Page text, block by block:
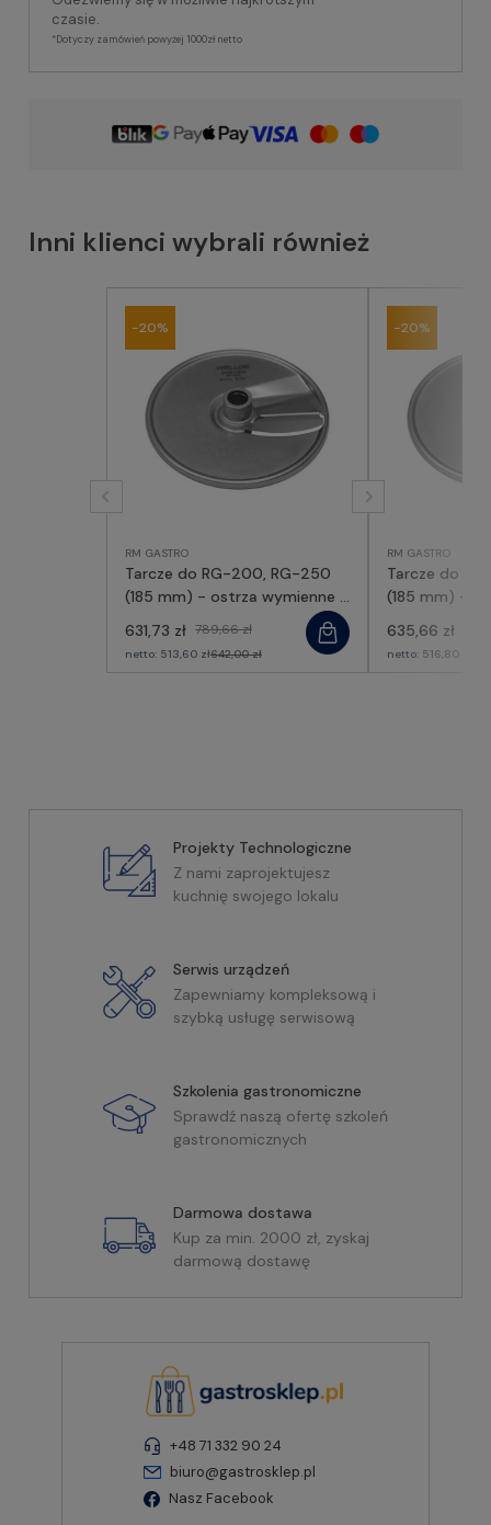
czasie.
*Dotyczy zamówień powyżej 1000zł netto
Inni klienci wybrali również
RM GASTRO
Tarcze do RG-200, RG-250
(185 mm) - ostrza wymienne -
86028, RM GASTRO
631,73 zł 789,66 zł
netto: 513,60 zł642,00 zł
-20%
RM GASTRO
Tarcze do
(185 mm) -
635,66 zł
netto: 516,80 zł
-20%
Projekty Technologiczne
Z nami zaprojektujesz
kuchnię swojego lokalu
Serwis urządzeń
Zapewniamy kompleksową i
szybką usługę serwisową
Szkolenia gastronomiczne
Sprawdź naszą ofertę szkoleń
gastronomicznych
Darmowa dostawa
Kup za min. 2000 zł, zyskaj
darmową dostawę
+48 71 332 90 24
biuro@gastrosklep.pl
Nasz Facebook